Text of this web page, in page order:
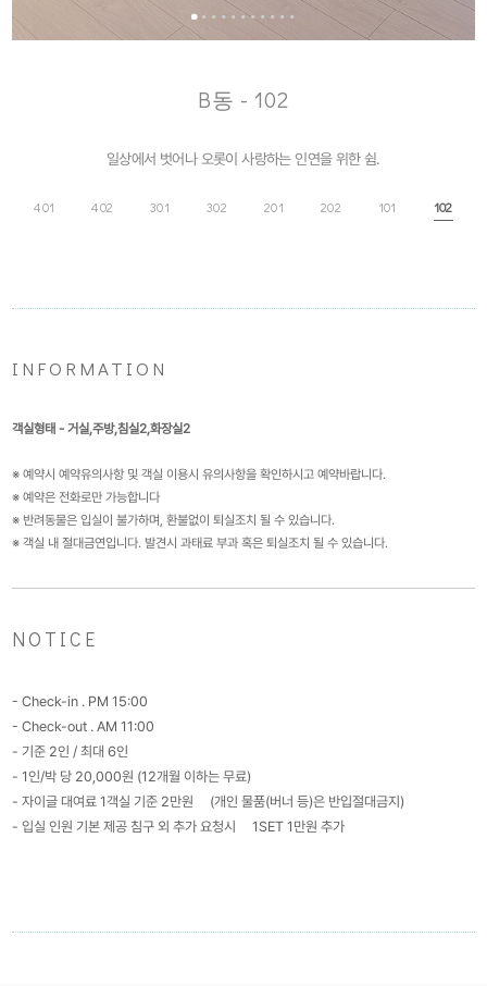
B동 - 102
일상에서 벗어나 오롯이 사랑하는 인연을 위한 쉼.
401 402 301 302 201 202 101 102
INFORMATION
객실형태 - 거실,주방,침실2,화장실2
※ 예약시 예약유의사항 및 객실 이용시 유의사항을 확인하시고 예약바랍니다.
※ 예약은 전화로만 가능합니다
※ 반려동물은 입실이 불가하며, 환불없이 퇴실조치 될 수 있습니다.
※ 객실 내 절대금연입니다. 발견시 과태료 부과 혹은 퇴실조치 될 수 있습니다.
NOTICE
- Check-in . PM 15:00
- Check-out . AM 11:00
- 기준 2인 / 최대 6인
- 1인/박 당 20,000원 (12개월 이하는 무료)
- 자이글 대여료 1객실 기준 2만원 (개인 물품(버너 등)은 반입절대금지)
- 입실 인원 기본 제공 침구 외 추가 요청시
1SET 1만원 추가